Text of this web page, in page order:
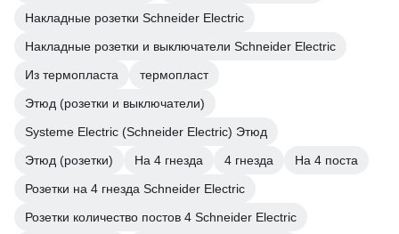
Накладные розетки Schneider Electric
Накладные розетки и выключатели Schneider Electric
Из термопласта
термопласт
Этюд (розетки и выключатели)
Systeme Electric (Schneider Electric) Этюд
Этюд (розетки)
На 4 гнезда 4 гнезда
На 4 поста
Розетки на 4 гнезда Schneider Electric
Розетки количество постов 4 Schneider Electric